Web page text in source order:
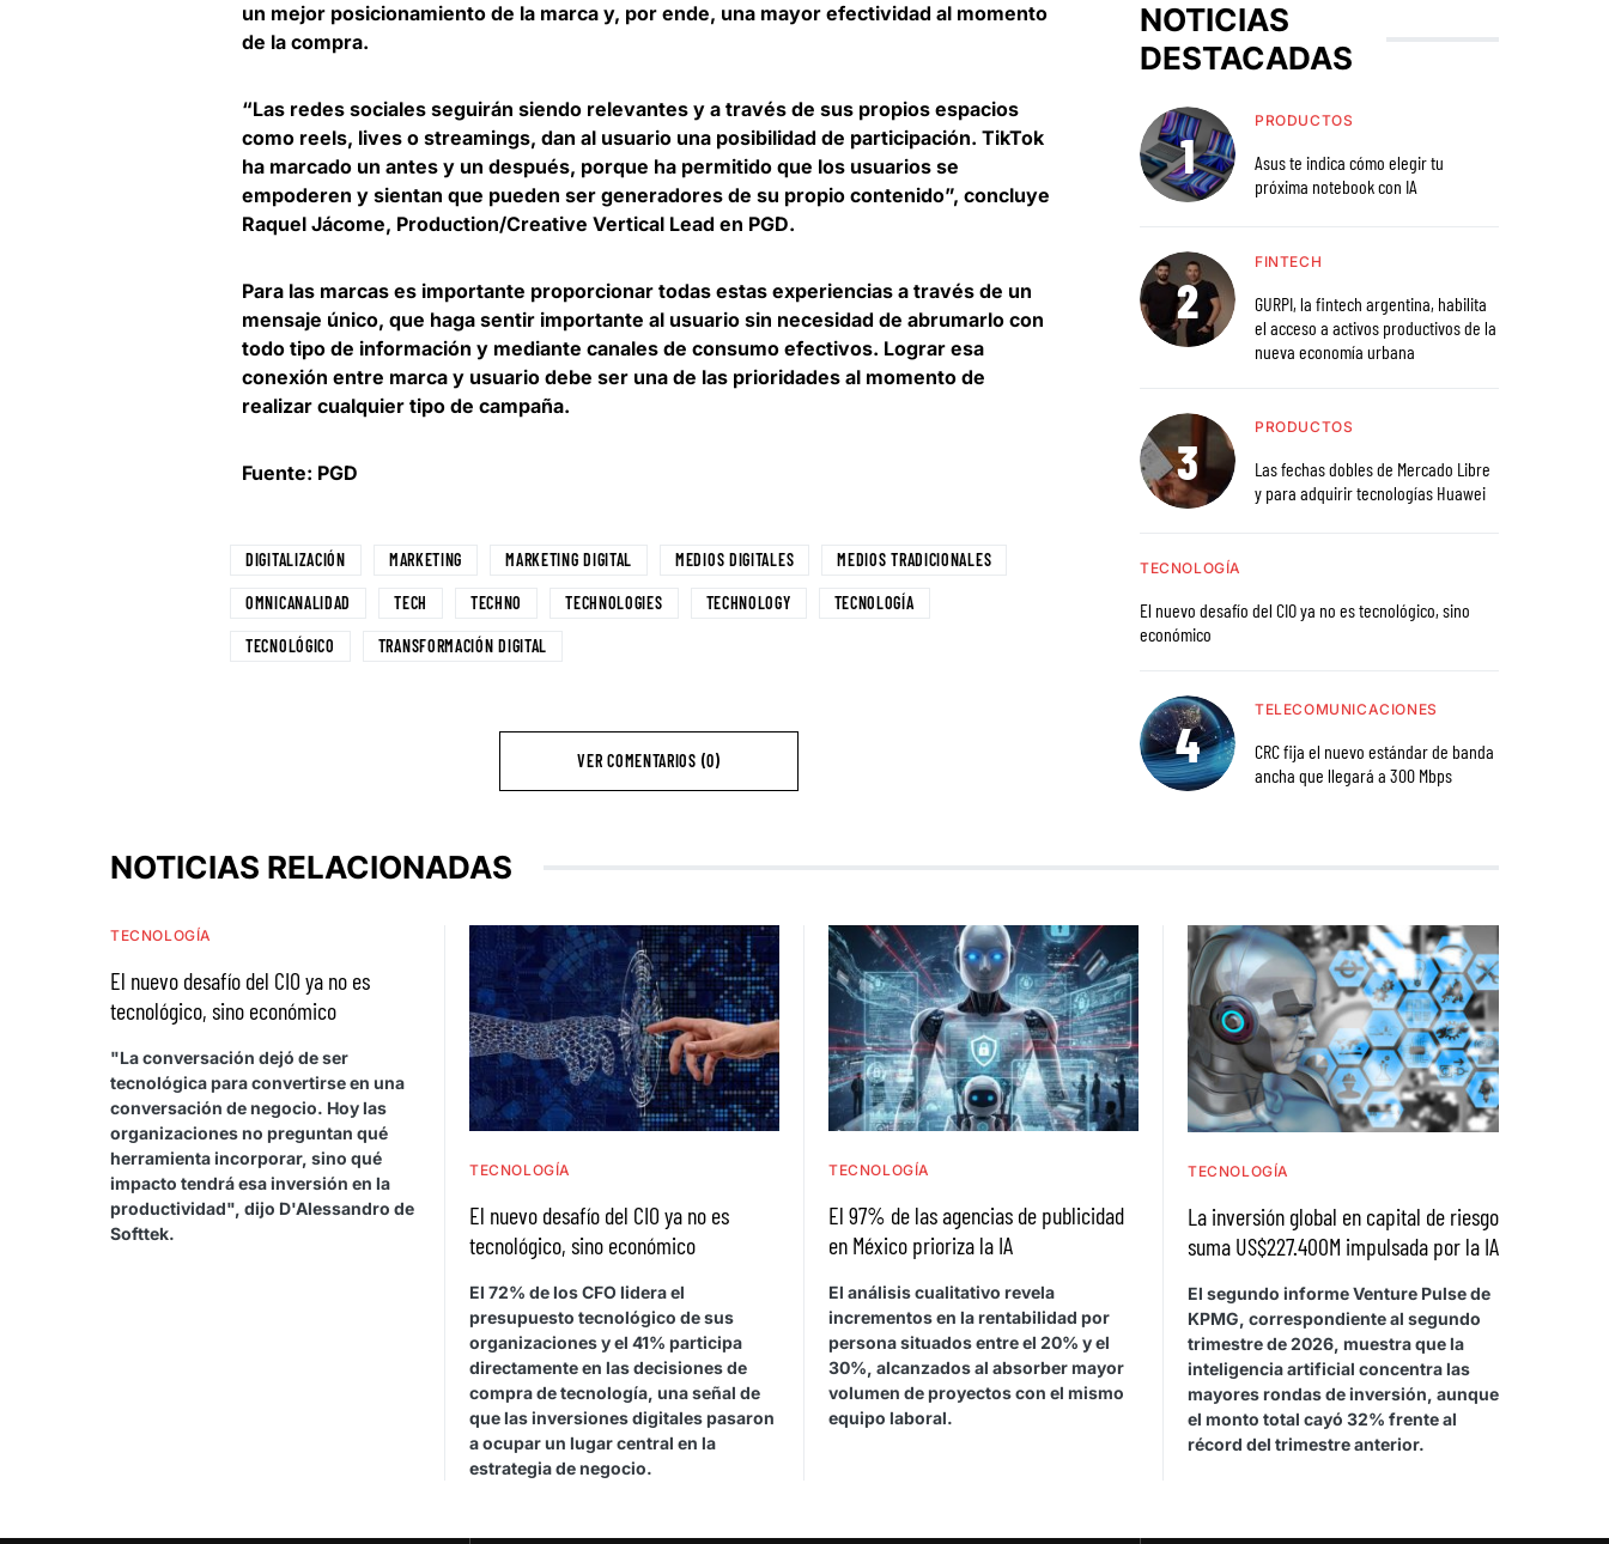
un mejor posicionamiento de la marca y, por ende, una mayor efectividad al momento
de la compra.
“Las redes sociales seguirán siendo relevantes y a través de sus propios espacios
como reels, lives o streamings, dan al usuario una posibilidad de participación. TikTok
ha marcado un antes y un después, porque ha permitido que los usuarios se
empoderen y sientan que pueden ser generadores de su propio contenido”, concluye
Raquel Jácome, Production/Creative Vertical Lead en PGD.
Para las marcas es importante proporcionar todas estas experiencias a través de un
mensaje único, que haga sentir importante al usuario sin necesidad de abrumarlo con
todo tipo de información y mediante canales de consumo efectivos. Lograr esa
conexión entre marca y usuario debe ser una de las prioridades al momento de
realizar cualquier tipo de campaña.
Fuente: PGD
DIGITALIZACIÓN MARKETING MARKETING DIGITAL MEDIOS DIGITALES MEDIOS TRADICIONALES
OMNICANALIDAD TECH TECHNO TECHNOLOGIES TECHNOLOGY TECNOLOGÍA
TECNOLÓGICO TRANSFORMACIÓN DIGITAL
VER COMENTARIOS (0)
NOTICIAS
DESTACADAS
PRODUCTOS
Asus te indica cómo elegir tu
próxima notebook con IA
FINTECH
GURPI, la fintech argentina, habilita
el acceso a activos productivos de la
nueva economía urbana
PRODUCTOS
Las fechas dobles de Mercado Libre
y para adquirir tecnologías Huawei
TECNOLOGÍA
El nuevo desafío del CIO ya no es tecnológico, sino
económico
TELECOMUNICACIONES
CRC fija el nuevo estándar de banda
ancha que llegará a 300 Mbps
NOTICIAS RELACIONADAS
TECNOLOGÍA
El nuevo desafío del CIO ya no es
tecnológico, sino económico
"La conversación dejó de ser
tecnológica para convertirse en una
conversación de negocio. Hoy las
organizaciones no preguntan qué
herramienta incorporar, sino qué
impacto tendrá esa inversión en la
productividad", dijo D'Alessandro de
Softtek.
TECNOLOGÍA
El nuevo desafío del CIO ya no es
tecnológico, sino económico
El 72% de los CFO lidera el
presupuesto tecnológico de sus
organizaciones y el 41% participa
directamente en las decisiones de
compra de tecnología, una señal de
que las inversiones digitales pasaron
a ocupar un lugar central en la
estrategia de negocio.
TECNOLOGÍA
El 97% de las agencias de publicidad
en México prioriza la IA
El análisis cualitativo revela
incrementos en la rentabilidad por
persona situados entre el 20% y el
30%, alcanzados al absorber mayor
volumen de proyectos con el mismo
equipo laboral.
TECNOLOGÍA
La inversión global en capital de riesgo
suma US$227.400M impulsada por la IA
El segundo informe Venture Pulse de
KPMG, correspondiente al segundo
trimestre de 2026, muestra que la
inteligencia artificial concentra las
mayores rondas de inversión, aunque
el monto total cayó 32% frente al
récord del trimestre anterior.